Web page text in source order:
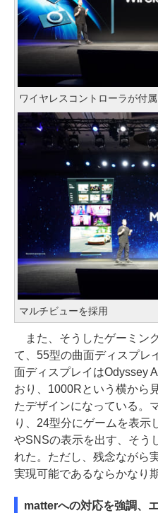
ワイヤレスコントローラが付属
マルチビューを採用
また、そうしたゲーミン
て、55型の曲面ディスプレ
面ディスプレイはOdyssey
おり、1000Rという横から
たデザインになっている。
り、24型分にゲームを表示
やSNSの表示を出す、そう
れた。ただし、残念ながら
実現可能であるならかなり
matterへの対応を強調、